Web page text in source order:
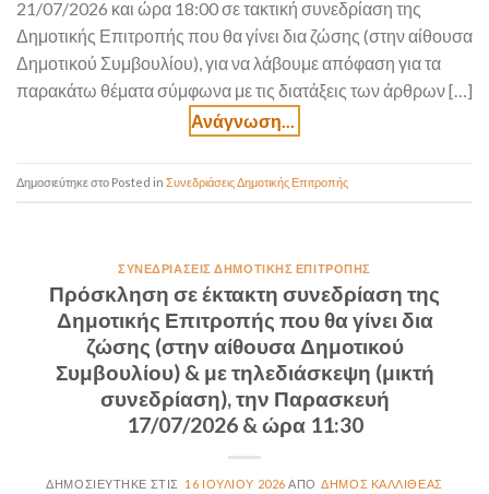
21/07/2026 και ώρα 18:00 σε τακτική συνεδρίαση της
Δημοτικής Επιτροπής που θα γίνει δια ζώσης (στην αίθουσα
Δημοτικού Συμβουλίου), για να λάβουμε απόφαση για τα
παρακάτω θέματα σύμφωνα με τις διατάξεις των άρθρων […]
Posted in Συνεδριάσεις Δημοτικής Επιτροπής
ΣΥΝΕΔΡΙΆΣΕΙΣ ΔΗΜΟΤΙΚΉΣ ΕΠΙΤΡΟΠΉΣ
Πρόσκληση σε έκτακτη συνεδρίαση της
Δημοτικής Επιτροπής που θα γίνει δια
ζώσης (στην αίθουσα Δημοτικού
Συμβουλίου) & με τηλεδιάσκεψη (μικτή
συνεδρίαση), την Παρασκευή
17/07/2026 & ώρα 11:30
16 ΙΟΥΛΊΟΥ 2026 ΔΉΜΟΣ ΚΑΛΛΙΘΈΑΣ